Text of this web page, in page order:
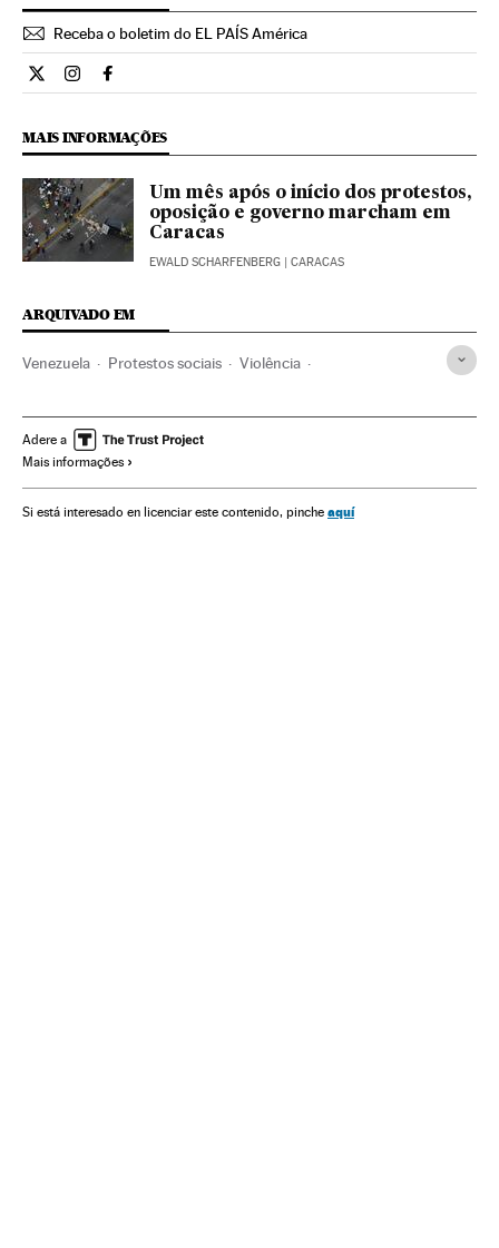
Receba o boletim do EL PAÍS América
Internacional El País Brasil en Twitter
Internacional El País Brasil en Instagram
Internacional El País Brasil en Facebook
MAIS INFORMAÇÕES
Um mês após o início dos protestos,
oposição e governo marcham em
Caracas
EWALD SCHARFENBERG | CARACAS
ARQUIVADO EM
Venezuela Protestos sociais Violência
Acontecimentos Sociedade
América do Norte
Violencia en México Nicolás Maduro
Adere a
Mais informações
Si está interesado en licenciar este contenido, pinche aquí